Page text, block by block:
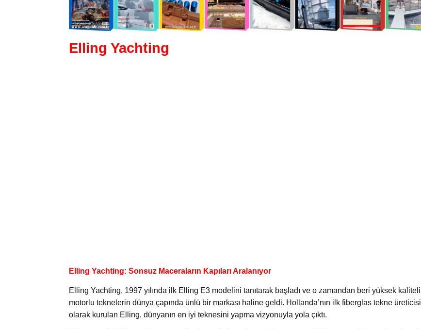
Elling Yachting
Elling Yachting: Sonsuz Maceraların Kapıları Aralanıyor
Elling Yachting, 1997 yılında ilk Elling E3 modelini tanıtarak başladı ve o zamandan beri yüksek kaliteli
motorlu teknelerin dünya çapında ünlü bir markası haline geldi. Hollanda’nın ilk fiberglas tekne üreticisi
olarak kurulan Elling, dünyanın en iyi teknesini yapma vizyonuyla yola çıktı.